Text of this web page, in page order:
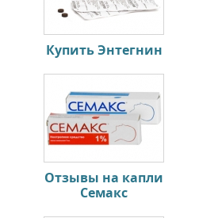
Купить Энтегнин
Отзывы на капли
Семакс